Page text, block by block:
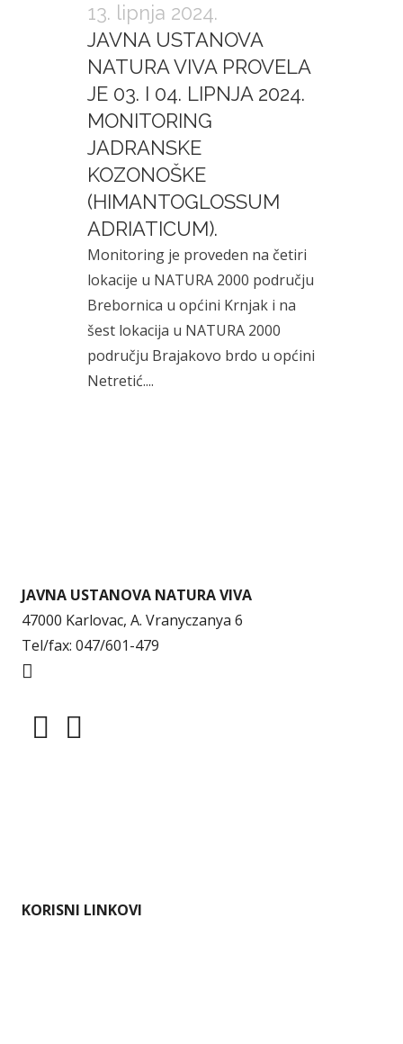
13. lipnja 2024.
JAVNA USTANOVA
NATURA VIVA PROVELA
JE 03. I 04. LIPNJA 2024.
MONITORING
JADRANSKE
KOZONOŠKE
(HIMANTOGLOSSUM
ADRIATICUM).
Monitoring je proveden na četiri
lokacije u NATURA 2000 području
Brebornica u općini Krnjak i na
šest lokacija u NATURA 2000
području Brajakovo brdo u općini
Netretić....
JAVNA USTANOVA NATURA VIVA
47000 Karlovac, A. Vranyczanya 6
Tel/fax: 047/601-479
KORISNI LINKOVI